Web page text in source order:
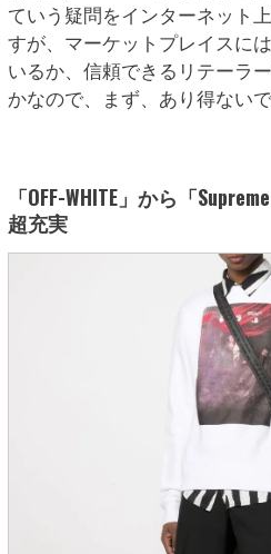
ていう疑問をインターネット
すが、マーケットプレイスに
いるか、信頼できるリテーラ
かなので、まず、あり得ないで
「OFF-WHITE」から「
超充実